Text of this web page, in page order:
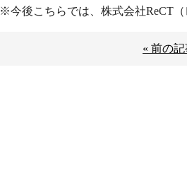
※今後こちらでは、株式会社ReCT
« 前の